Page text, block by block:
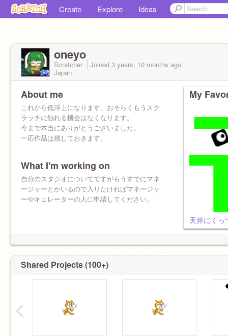
Create Explore Ideas
oneyo
Scratcher Joined 3 years, 10 months ago
Japan
About me
これから低浮上になります。おそらくもうスク
ラッチに触れる機会はなくなります。
今まで本当にありがとうございました。
一応作品は残しておきます。
What I'm working on
自分のスタジオについてですがもうすでにマネ
ージャーとかいるので入りたければマネージャ
ーやキュレーターの人に申請してください。
My
Shared Projects (100+)
‹